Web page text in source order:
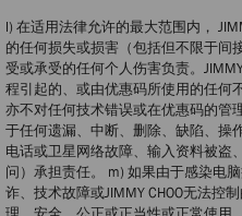
l) 在适用法律允许的最大范围内，
的任何损失或损害（包括但不限于间
受或承受的任何个人伤害负责。
程引起的、或由优惠码所使用的任何
亦不对任何技术错误或在优惠码的管
于任何遗漏、中断、删除、缺陷、操
电话或卫星网络故障、输入资料被盗
问）承担责任。 m) 如果由于感染电
诈、技术故障或JIMMY CHOO无法控